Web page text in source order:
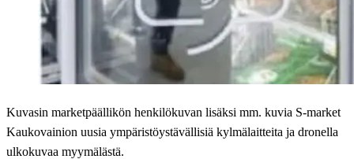
Kuvasin marketpäällikön henkilökuvan lisäksi mm. kuvia S-market
Kaukovainion uusia ympäristöystävällisiä kylmälaitteita ja dronella
ulkokuvaa myymälästä.